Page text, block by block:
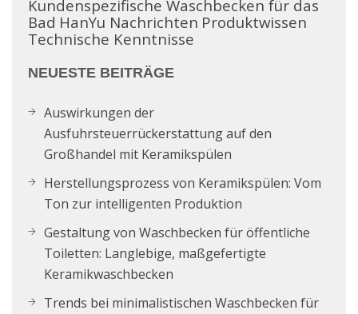
Kundenspezifische Waschbecken für das
Bad HanYu Nachrichten Produktwissen
Technische Kenntnisse
NEUESTE BEITRÄGE
Auswirkungen der
Ausfuhrsteuerrückerstattung auf den
Großhandel mit Keramikspülen
Herstellungsprozess von Keramikspülen: Vom
Ton zur intelligenten Produktion
Gestaltung von Waschbecken für öffentliche
Toiletten: Langlebige, maßgefertigte
Keramikwaschbecken
Trends bei minimalistischen Waschbecken für